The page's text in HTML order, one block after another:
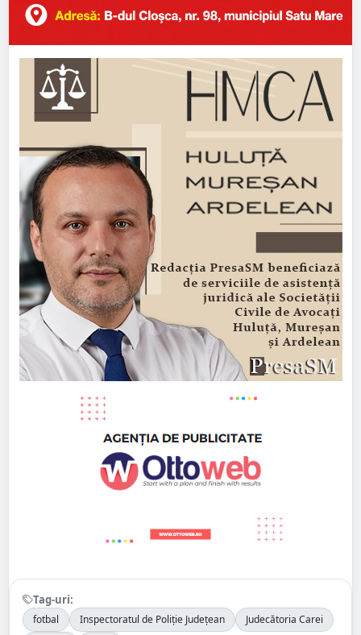
Tag-uri:
fotbal Inspectoratul de Poliție Județean
Judecătoria Carei